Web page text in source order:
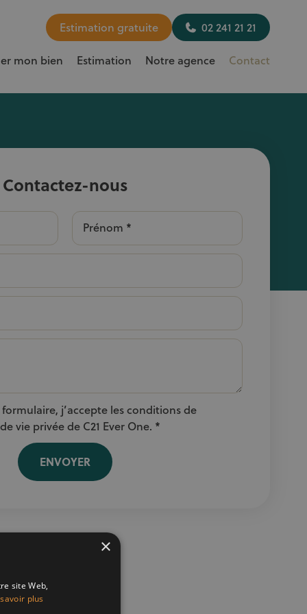
mon bien Estimation Notre agence Contact
Estimation gratuite 02 241 21 21
Contactez-nous
Prénom *
j’accepte les conditions de
vie privée de C21 Ever One. *
ENVOYER
×
site Web,
plus